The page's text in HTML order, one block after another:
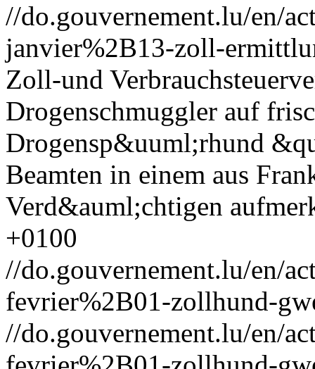
//do.gouvernement.lu/en/
janvier%2B13-zoll-
Zoll-und
Drogenschmuggler auf
Drogensp&uuml;rhund
Beamten in einem aus
Verd&auml;chtigen
+0100
//do.gouvernement.lu/en/
fevrier%2B01-zollhund-
//do.gouvernement.lu/en/